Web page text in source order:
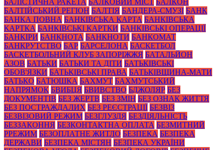
БАЛТІЙСЬКИЙ РЕГІОН БАЛТІЯ БАНДЕРА-СМУЗІ БАНК
БАНКА ПОВНА БАНКІВСЬКА КАРТА БАНКІВСЬКА
КАРТКА БАНКІВСЬКІ КАРТКИ БАНКІВСЬКІ ОПЕРАЦІЇ
БАНКІРИ БАНКНОТА БАНКНОТИ БАНКОМАТ
БАНКРУТСТВО БАР БАРСЕЛОНА БАСКЕТБОЛ
БАСКЕТБОЛЬНИЙ КЛУБ ЗАПОРІЖЖЯ БАТАЛЬЙОН
АЗОВ БАТЬКИ БАТЬКИ ТА ДІТИ БАТЬКІВСЬКІ
ОБОВ'ЯЗКИ БАТЬКІВСЬКІ ПРАВА БАТЬКІВЩИНА-МАТИ
БАТЬКО БАТЮШКА БАХМУТ БАХМУТСЬКИЙ
НАПРЯМОК БВИБЦЯ БВИВСТВО БДЖОЛЯР БЕЗ
ДОКУМЕНТІВ БЕЗ ЖЕРТВ БЕЗ ЗМІН БЕЗ ОЗНАК ЖИТТЯ
БЕЗ ПОСТРАЖДАЛИХ БЕЗ РЕЄСТРАЦІЇ БЕЗВІЗ
БЕЗВІЗОВИЙ РЕЖИМ БЕЗГЛУЗДЯ БЕЗДІЯЛЬНІСТЬ
БЕЗЗАКОННЯ БЕЗКОНТАКТНА ОПЛАТА БЕЗМИТНИЙ
РРЕЖИМ БЕЗОПЛАТНЕ ЖИТЛО БЕЗПЕКА БЕЗПЕКА
ДЕРЖАВИ БЕЗПЕКА МІСТЯН БЕЗПЕКА УКРАЇНИ